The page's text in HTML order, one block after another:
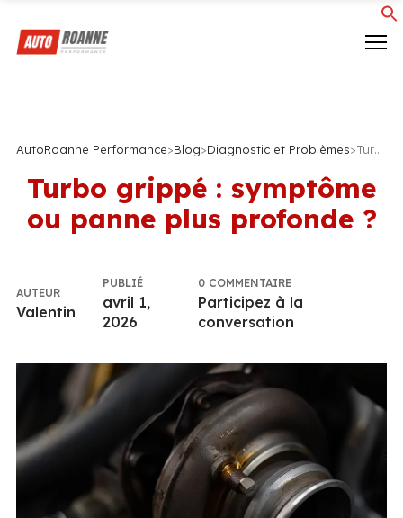
AutoRoanne Performance>Blog>Diagnostic et Problèmes> Turbo grippé : symptôme ou panne plus profonde ?
Turbo grippé : symptôme
ou panne plus profonde ?
AUTEUR
Valentin
PUBLIÉ
avril 1,
2026
0 COMMENTAIRE
Participez à la
conversation